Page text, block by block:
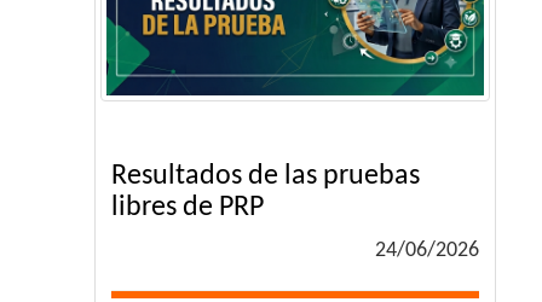
Resultados de las pruebas
libres de PRP
24/06/2026